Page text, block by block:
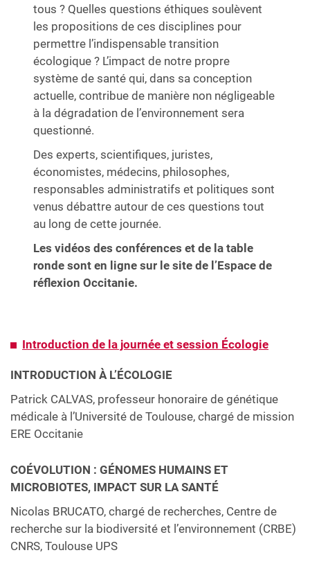
tous ? Quelles questions éthiques soulèvent
les propositions de ces disciplines pour
permettre l’indispensable transition
écologique ? L’impact de notre propre
système de santé qui, dans sa conception
actuelle, contribue de manière non négligeable
à la dégradation de l’environnement sera
questionné.
Des experts, scientifiques, juristes,
économistes, médecins, philosophes,
responsables administratifs et politiques sont
venus débattre autour de ces questions tout
au long de cette journée.
Les vidéos des conférences et de la table
ronde sont en ligne sur le site de l’Espace de
réflexion Occitanie.
Introduction de la journée et session Écologie
INTRODUCTION À L’ÉCOLOGIE
Patrick CALVAS, professeur honoraire de génétique
médicale à l’Université de Toulouse, chargé de mission
ERE Occitanie
COÉVOLUTION : GÉNOMES HUMAINS ET
MICROBIOTES, IMPACT SUR LA SANTÉ
Nicolas BRUCATO, chargé de recherches, Centre de
recherche sur la biodiversité et l’environnement (CRBE)
CNRS, Toulouse UPS